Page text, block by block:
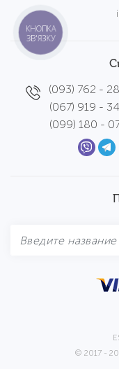
(093) 762 -
(067) 919 -
(099) 180 -
© 2017 -
КНОПКА
ЗВ'ЯЗКУ